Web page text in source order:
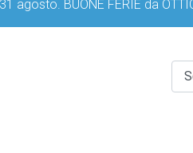
BUONE FERIE da